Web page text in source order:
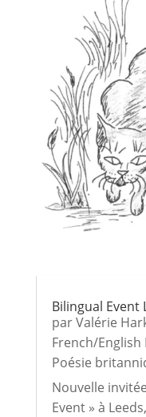
Bilingual Event
parValérie
French/English
Poésie
Nouvelle
Event » à